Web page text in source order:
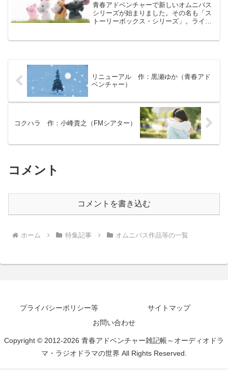
青春アドベンチャーで新しいオムニバス
シリーズが始まりました。その名も「ス
トーリーボックス・シリーズ」。ライフ
リニューアル 作：黒瀬ゆか（青春アド
ベンチャー）
コクハラ 作：小峰貴之（FMシアター）
コメント
コメントを書き込む
ホーム 特集記事 オムニバス作品等の一覧
プライバシーポリシー等
サイトマップ
お問い合わせ
Copyright © 2012-2026 青春アドベンチャー雑記帳～オーディオドラ
マ・ラジオドラマの世界 All Rights Reserved.